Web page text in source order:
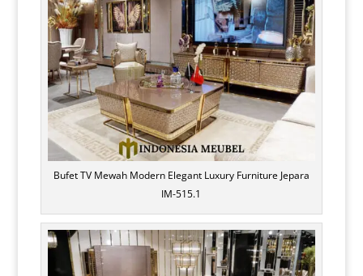
Bufet TV Mewah Modern Elegant Luxury Furniture Jepara
IM-515.1